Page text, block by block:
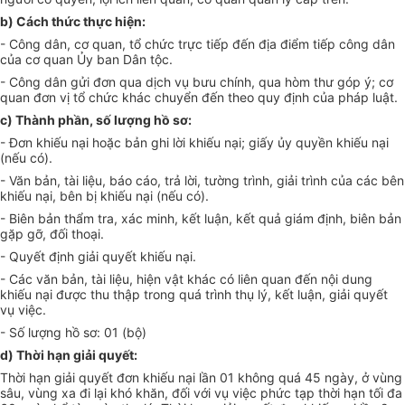
b) Cách thức thực hiện:
- Công dân, cơ quan, tổ chức trực tiếp đến địa điểm tiếp công dân
của cơ quan Ủy ban Dân tộc.
- Công dân gửi đơn qua dịch vụ bưu chính, qua hòm thư góp ý; cơ
quan đơn vị tổ chức khác chuyển đến theo quy định của pháp luật.
c) Thành phần, số lượng hồ sơ:
-Đơn khiếu nại hoặc bản ghi lời khiếu nại; giấy ủy quyền khiếu nại
(nếu có).
- Văn bản, tài liệu, báo cáo, trả lời, tường trình, giải trình của các bên
khiếu nại, bên bị khiếu nại (nếu có).
- Biên bản thẩm tra, xác minh, kết luận, kết quả giám định, biên bản
gặp gỡ, đối thoại.
- Quyết định giải quyết khiếu nại.
- Các văn bản, tài liệu, hiện vật khác có liên quan đến nội dung
khiếu nại được thu thập trong quá trình thụ lý, kết luận, giải quyết
vụ việc.
- Số lượng hồ sơ: 01 (bộ)
d) Thời hạn giải quyết:
Thời hạn giải quyết đơn khiếu nại lần 01 không quá 45 ngày, ở vùng
sâu, vùng xa đi lại khó khăn, đối với vụ việc phức tạp thời hạn tối đa